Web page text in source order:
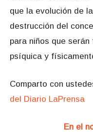
que la evolución de
destrucción del
para niños que
psíquica y
Comparto con
del Diario LaPrensa
En el